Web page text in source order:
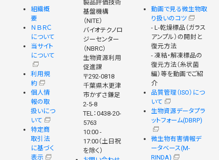
組織概
要
ＮＢＲＣ
について
当サイト
について
利用規
約
個人情
報の取
扱いにつ
いて
特定商
取引法
に基づく
表示
製品評価技術
基盤機構
（NITE）
バイオテクノロ
ジーセンター
（NBRC）
生物資源利用
促進課
〒292-0818
千葉県木更津
市かずさ鎌足
2-5-8
TEL：0438-20-
5763
10:00 -
17:00（土日祝
を除く）
動画で見る微生物取
り扱いのコツ
- L-乾燥標品（ガラス
アンプル）の開封と
復元方法
- 凍結・解凍標品の
復元方法（糸状菌
編）等を動画でご紹
介
品質管理（ISO）につ
いて
生物資源データプラ
ットフォーム(DBRP)
微生物有害情報デ
ータベース(M-
RINDA)